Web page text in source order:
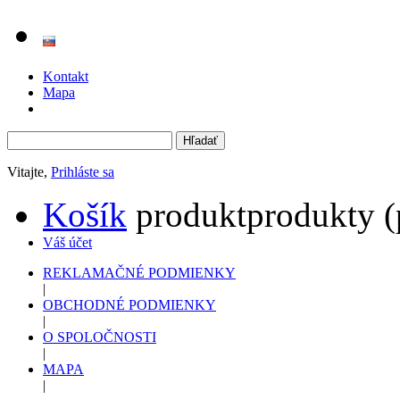
Kontakt
Mapa
Vitajte, Prihláste sa
Košík produktprodukty
Váš účet
REKLAMAČNÉ PODMIENKY
|
OBCHODNÉ PODMIENKY
|
O SPOLOČNOSTI
|
MAPA
|